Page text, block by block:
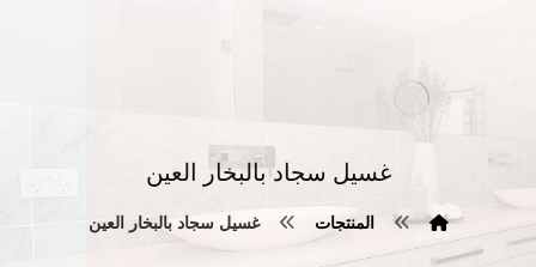
غسيل سجاد بالبخار العين
المنتجات غسيل سجاد بالبخار العين